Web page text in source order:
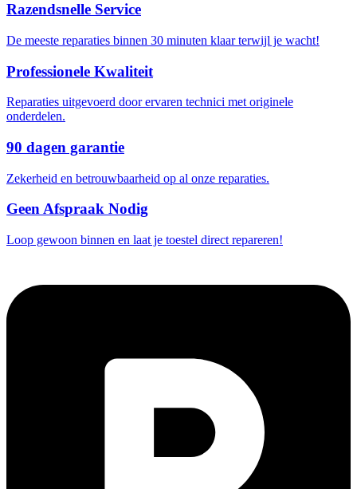
Razendsnelle Service
De meeste reparaties binnen 30 minuten klaar terwijl je wacht!
Professionele Kwaliteit
Reparaties uitgevoerd door ervaren technici met originele
onderdelen.
90 dagen garantie
Zekerheid en betrouwbaarheid op al onze reparaties.
Geen Afspraak Nodig
Loop gewoon binnen en laat je toestel direct repareren!